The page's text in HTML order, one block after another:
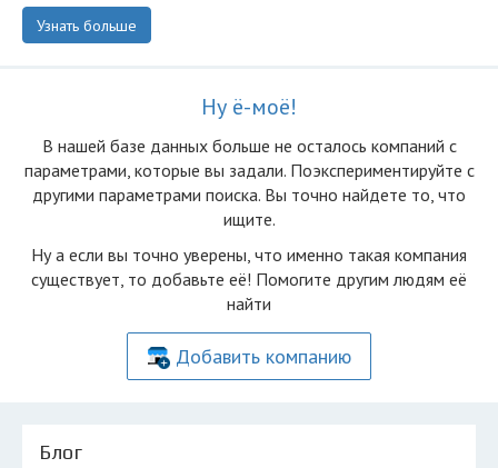
Узнать больше
Ну ё-моё!
В нашей базе данных больше не осталоcь компаний с
параметрами, которые вы задали. Поэкспериментируйте с
другими параметрами поиска. Вы точно найдете то, что
ищите.
Ну а если вы точно уверены, что именно такая компания
существует, то добавьте её! Помогите другим людям её
найти
Добавить компанию
Блог